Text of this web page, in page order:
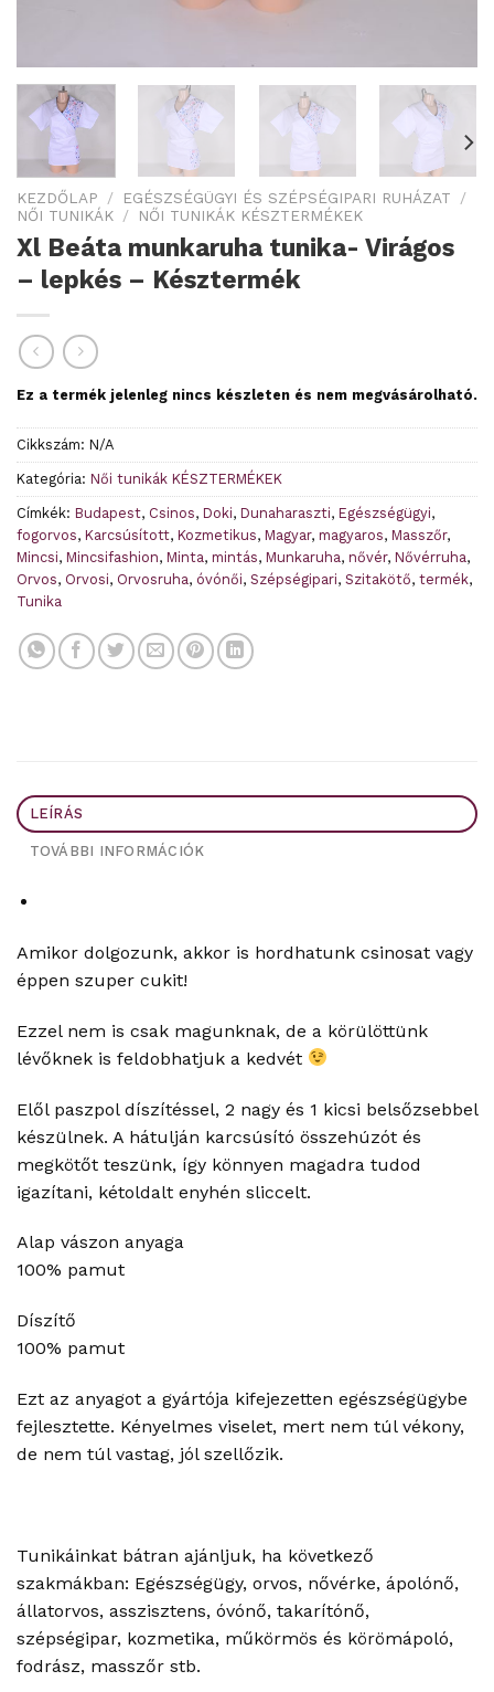
KEZDŐLAP / EGÉSZSÉGÜGYI ÉS SZÉPSÉGIPARI RUHÁZAT
/
NŐI TUNIKÁK / NŐI TUNIKÁK KÉSZTERMÉKEK
Xl Beáta munkaruha tunika- Virágos
– lepkés – Késztermék
Ez a termék jelenleg nincs készleten és nem megvásárolható.
Cikkszám: N/A
Kategória: Női tunikák KÉSZTERMÉKEK
Címkék: Budapest, Csinos, Doki, Dunaharaszti, Egészségügyi,
fogorvos, Karcsúsított, Kozmetikus, Magyar, magyaros, Masszőr,
Mincsi, Mincsifashion, Minta, mintás, Munkaruha, nővér, Nővérruha,
Orvos, Orvosi, Orvosruha, óvónői, Szépségipari, Szitakötő, termék,
Tunika
LEÍRÁS
TOVÁBBI INFORMÁCIÓK
Amikor dolgozunk, akkor is hordhatunk csinosat vagy
éppen szuper cukit!
Ezzel nem is csak magunknak, de a körülöttünk
lévőknek is feldobhatjuk a kedvét
Elől paszpol díszítéssel, 2 nagy és 1 kicsi belsőzsebbel
készülnek. A hátulján karcsúsító összehúzót és
megkötőt teszünk, így könnyen magadra tudod
igazítani, kétoldalt enyhén sliccelt.
Alap vászon anyaga
100% pamut
Díszítő
100% pamut
Ezt az anyagot a gyártója kifejezetten egészségügybe
fejlesztette. Kényelmes viselet, mert nem túl vékony,
de nem túl vastag, jól szellőzik.
Tunikáinkat bátran ajánljuk, ha következő
szakmákban: Egészségügy, orvos, nővérke, ápolónő,
állatorvos, asszisztens, óvónő, takarítónő,
szépségipar, kozmetika, műkörmös és körömápoló,
fodrász, masszőr stb.